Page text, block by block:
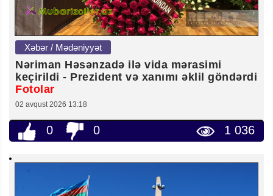
Xəbər / Mədəniyyət
Nəriman Həsənzadə ilə vida mərasimi
keçirildi - Prezident və xanımı əklil göndərdi
Fotolar
02 avqust 2026 13:18
0 0 1 036